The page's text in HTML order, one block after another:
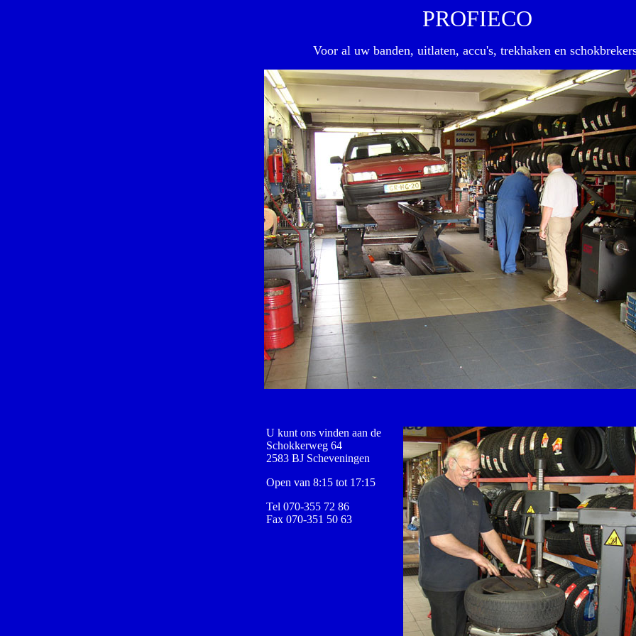
PROFIECO
Voor al uw banden, uitlaten, accu's, trekhaken en
U kunt ons vinden aan de
Schokkerweg 64
2583 BJ Scheveningen
Open van 8:15 tot 17:15
Tel 070-355 72 86
Fax 070-351 50 63